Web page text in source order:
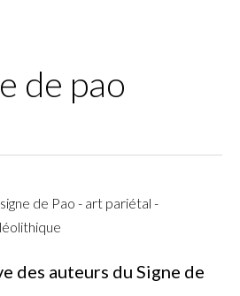
de pao
des auteurs du Signe de